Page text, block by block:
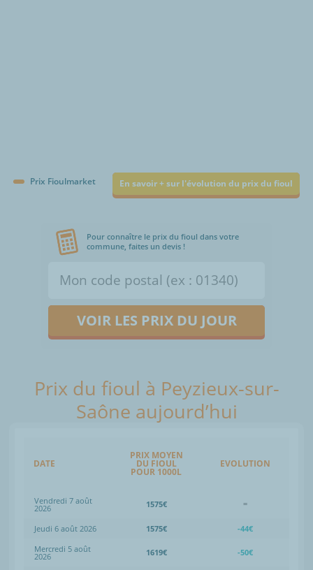
Prix Fioulmarket En savoir + sur l'évolution du prix du fioul
Pour connaître le prix du fioul dans votre
commune, faites un devis !
VOIR LES PRIX DU JOUR
Prix du fioul à Peyzieux-sur-
Saône aujourd’hui
DATE
PRIX MOYEN
DU FIOUL
POUR 1000L
EVOLUTION
Vendredi 7 août
2026 1575€ =
Jeudi 6 août 2026 1575€
-44€
Mercredi 5 août
2026 1619€ -50€